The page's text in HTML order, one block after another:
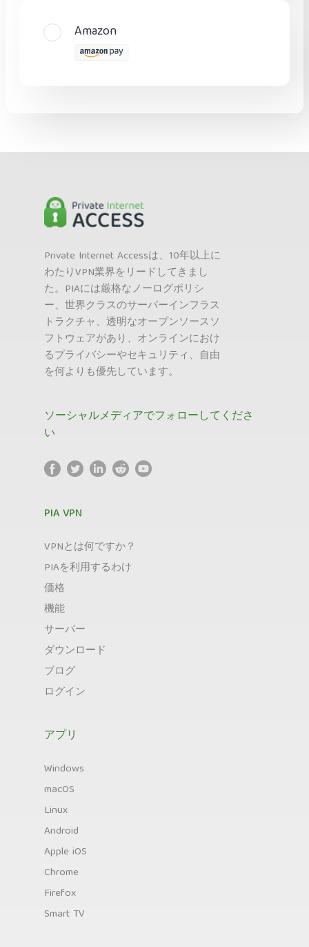
Amazon
Private Internet Accessは、10年以上に
わたりVPN業界をリードしてきまし
た。PIAには厳格なノーログポリシ
ー、世界クラスのサーバーインフラス
トラクチャ、透明なオープンソースソ
フトウェアがあり、オンラインにおけ
るプライバシーやセキュリティ、自由
を何よりも優先しています。
ソーシャルメディアでフォローしてくださ
い
PIA VPN
VPNとは何ですか？
PIAを利用するわけ
価格
機能
サーバー
ダウンロード
ブログ
ログイン
アプリ
Windows
macOS
Linux
Android
Apple iOS
Chrome
Firefox
Smart TV